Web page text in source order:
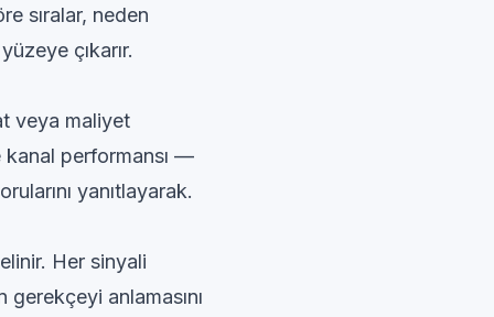
sıralar, neden
çıkarır.
veya maliyet
performansı —
yanıtlayarak.
Her sinyali
anlamasını